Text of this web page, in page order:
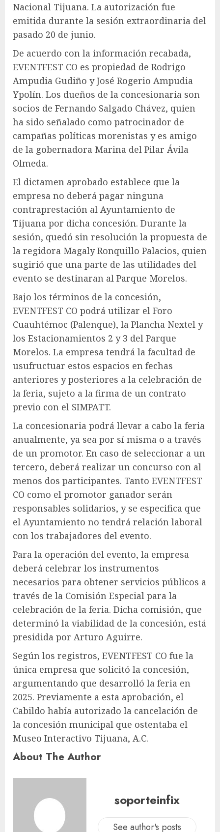
Nacional Tijuana. La autorización fue
emitida durante la sesión extraordinaria del
pasado 20 de junio.
De acuerdo con la información recabada,
EVENTFEST CO es propiedad de Rodrigo
Ampudia Gudiño y José Rogerio Ampudia
Ypolín. Los dueños de la concesionaria son
socios de Fernando Salgado Chávez, quien
ha sido señalado como patrocinador de
campañas políticas morenistas y es amigo
de la gobernadora Marina del Pilar Ávila
Olmeda.
El dictamen aprobado establece que la
empresa no deberá pagar ninguna
contraprestación al Ayuntamiento de
Tijuana por dicha concesión. Durante la
sesión, quedó sin resolución la propuesta de
la regidora Magaly Ronquillo Palacios, quien
sugirió que una parte de las utilidades del
evento se destinaran al Parque Morelos.
Bajo los términos de la concesión,
EVENTFEST CO podrá utilizar el Foro
Cuauhtémoc (Palenque), la Plancha Nextel y
los Estacionamientos 2 y 3 del Parque
Morelos. La empresa tendrá la facultad de
usufructuar estos espacios en fechas
anteriores y posteriores a la celebración de
la feria, sujeto a la firma de un contrato
previo con el SIMPATT.
La concesionaria podrá llevar a cabo la feria
anualmente, ya sea por sí misma o a través
de un promotor. En caso de seleccionar a un
tercero, deberá realizar un concurso con al
menos dos participantes. Tanto EVENTFEST
CO como el promotor ganador serán
responsables solidarios, y se especifica que
el Ayuntamiento no tendrá relación laboral
con los trabajadores del evento.
Para la operación del evento, la empresa
deberá celebrar los instrumentos
necesarios para obtener servicios públicos a
través de la Comisión Especial para la
celebración de la feria. Dicha comisión, que
determinó la viabilidad de la concesión, está
presidida por Arturo Aguirre.
Según los registros, EVENTFEST CO fue la
única empresa que solicitó la concesión,
argumentando que desarrolló la feria en
2025. Previamente a esta aprobación, el
Cabildo había autorizado la cancelación de
la concesión municipal que ostentaba el
Museo Interactivo Tijuana, A.C.
About The Author
soporteinfix
See author's posts